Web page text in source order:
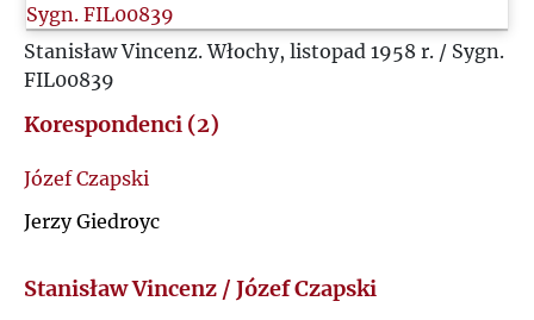
Z
Stanisław Vincenz. Włochy, listopad 1958 r. / Sygn.
FIL00839
Korespondenci (2)
Józef Czapski
Jerzy Giedroyc
Stanisław Vincenz / Józef Czapski